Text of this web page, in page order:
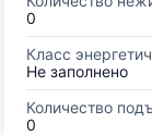
0
Класс
Не заполнено
Количество
0